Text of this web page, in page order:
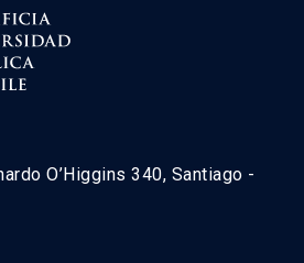
O’Higgins 340, Santiago -